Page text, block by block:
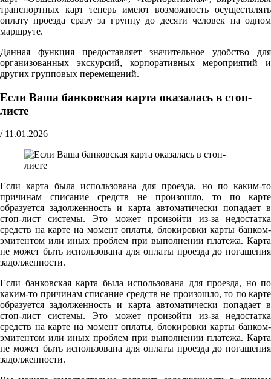
транспортных карт теперь имеют возможность осуществлять
оплату проезда сразу за группу до десяти человек на одном
маршруте.
Данная функция предоставляет значительное удобство для
организованных экскурсий, корпоративных мероприятий и
других групповых перемещений.
Если Ваша банковская карта оказалась в стоп-
листе
/ 11.01.2026
Если карта была использована для проезда, но по каким-то
причинам списание средств не произошло, то по карте
образуется задолженность и карта автоматически попадает в
стоп-лист системы. Это может произойти из-за недостатка
средств на карте на момент оплаты, блокировки карты банком-
эмитентом или иных проблем при выполнении платежа. Карта
не может быть использована для оплаты проезда до погашения
задолженности.
Если банковская карта была использована для проезда, но по
каким-то причинам списание средств не произошло, то по карте
образуется задолженность и карта автоматически попадает в
стоп-лист системы. Это может произойти из-за недостатка
средств на карте на момент оплаты, блокировки карты банком-
эмитентом или иных проблем при выполнении платежа. Карта
не может быть использована для оплаты проезда до погашения
задолженности.